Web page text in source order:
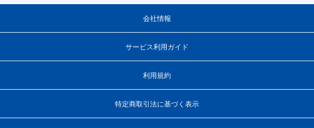
会社情報
サービス利用ガイド
利用規約
特定商取引法に基づく表示